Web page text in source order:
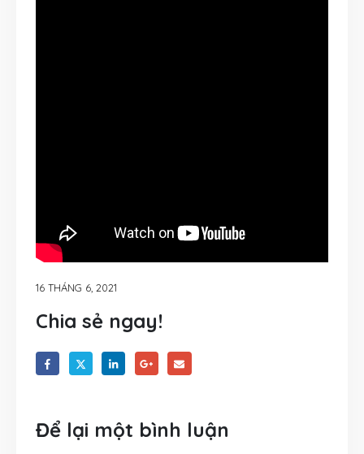
16 THÁNG 6, 2021
Chia sẻ ngay!
Để lại một bình luận